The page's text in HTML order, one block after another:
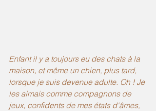
Enfant il y a toujours eu des chats à la
maison, et même un chien, plus tard,
lorsque je suis devenue adulte. Oh ! Je
les aimais comme compagnons de
jeux, confidents de mes états d'âmes,